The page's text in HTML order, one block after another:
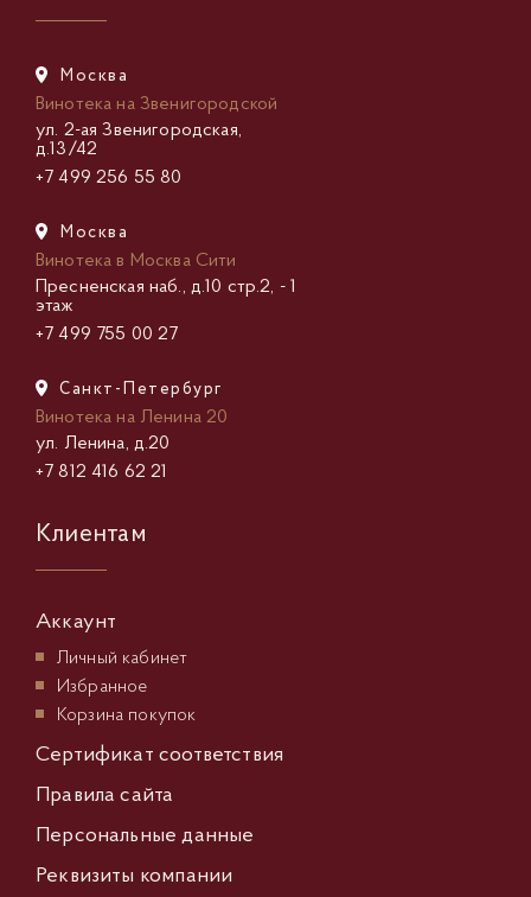
Клиентам
Аккаунт
Личный кабинет
Избранное
Корзина покупок
Сертификат соответствия
Правила сайта
Персональные данные
Реквизиты компании
Москва
Винотека на Звенигородской
ул. 2-ая Звенигородская,
д.13/42
+7 499 256 55 80
Москва
Винотека в Москва Сити
Пресненская наб., д.10 стр.2, - 1
этаж
+7 499 755 00 27
Санкт-Петербург
Винотека на Ленина 20
ул. Ленина, д.20
+7 812 416 62 21